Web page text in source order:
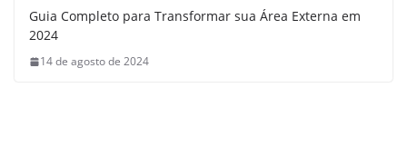
Guia Completo para Transformar sua Área Externa em
2024
14 de agosto de 2024